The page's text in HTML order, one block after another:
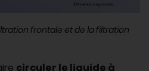
frontale et de la filtration
circuler le liquide à